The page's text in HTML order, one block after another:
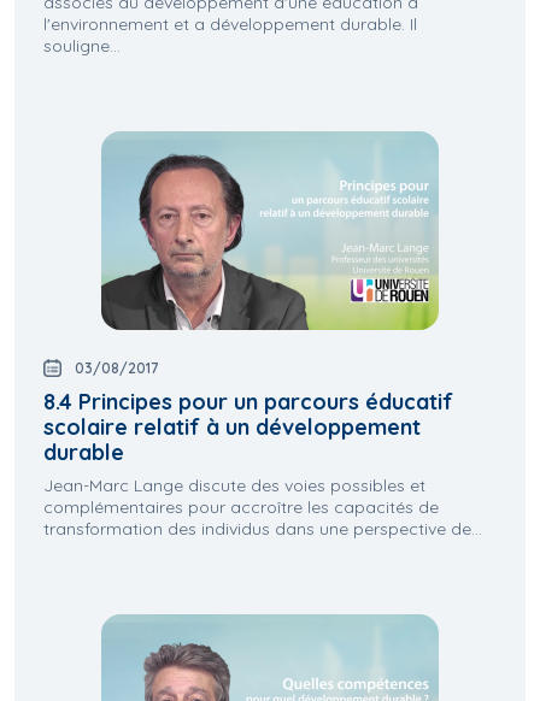
l'environnement et a développement durable. Il
souligne...
03/08/2017
8.4 Principes pour un parcours éducatif
scolaire relatif à un développement
durable
Jean-Marc Lange discute des voies possibles et
complémentaires pour accroître les capacités de
transformation des individus dans une perspective de...